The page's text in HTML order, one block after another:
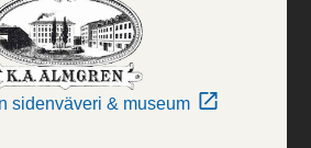
sidenväveri & museum